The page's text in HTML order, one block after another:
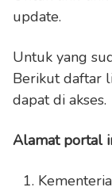
update.
Untuk yang
Berikut daftar
dapat di akses.
Alamat portal